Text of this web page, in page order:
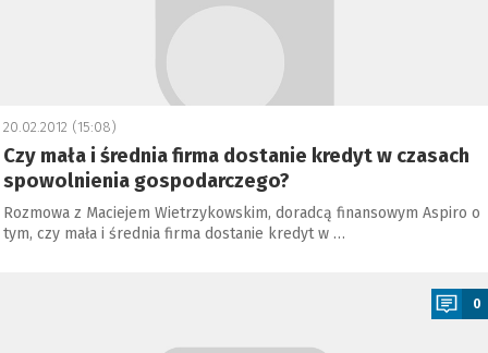
20.02.2012 (15:08)
Czy mała i średnia firma dostanie kredyt w czasach
spowolnienia gospodarczego?
Rozmowa z Maciejem Wietrzykowskim, doradcą finansowym Aspiro o
tym, czy mała i średnia firma dostanie kredyt w …
0